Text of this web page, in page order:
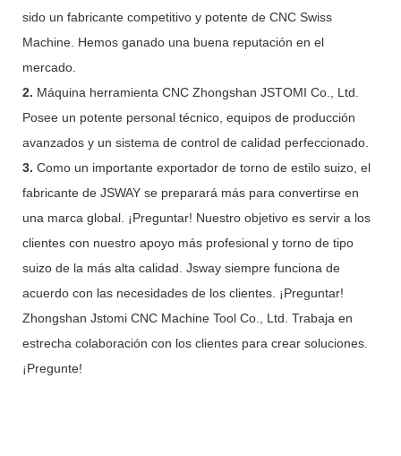
sido un fabricante competitivo y potente de CNC Swiss
Machine. Hemos ganado una buena reputación en el
mercado.
2. Máquina herramienta CNC Zhongshan JSTOMI Co., Ltd.
Posee un potente personal técnico, equipos de producción
avanzados y un sistema de control de calidad perfeccionado.
3. Como un importante exportador de torno de estilo suizo, el
fabricante de JSWAY se preparará más para convertirse en
una marca global. ¡Preguntar! Nuestro objetivo es servir a los
clientes con nuestro apoyo más profesional y torno de tipo
suizo de la más alta calidad. Jsway siempre funciona de
acuerdo con las necesidades de los clientes. ¡Preguntar!
Zhongshan Jstomi CNC Machine Tool Co., Ltd. Trabaja en
estrecha colaboración con los clientes para crear soluciones.
¡Pregunte!